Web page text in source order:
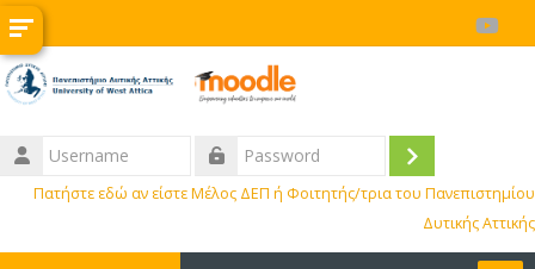
Skip to main content
Username
Password
Log
Πατήστε εδώ αν είστε Μέλος ΔΕΠ ή Φοιτητής/τρια του Πανεπιστημίου
Δυτικής Αττικής